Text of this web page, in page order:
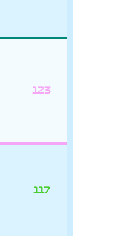
123
117